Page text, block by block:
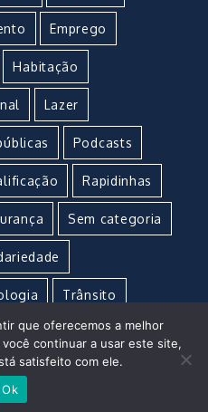
Emprego
Habitação
Lazer
Podcasts
Rapidinhas
Sem categoria
Trânsito
Violência
que oferecemos a melhor
continuar a usar este site,
satisfeito com ele.
Ok